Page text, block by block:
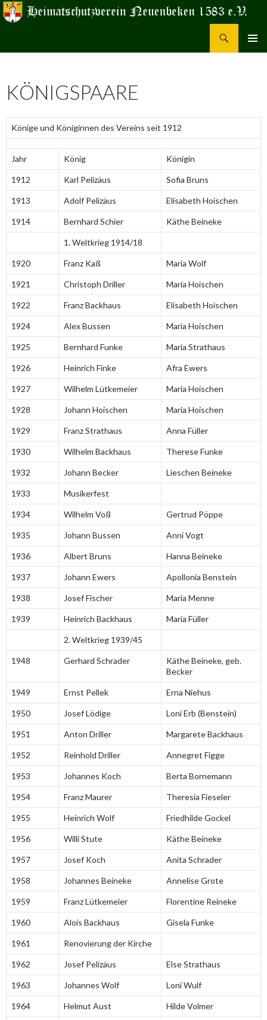
KÖNIGSPAARE
Könige und Königinnen des Vereins seit 1912
Jahr König Königin
1912 Karl Pelizäus Sofia Bruns
1913 Adolf Pelizäus Elisabeth Hoischen
1914 Bernhard Schier Käthe Beineke
1. Weltkrieg 1914/18
1920 Franz Kaß Maria Wolf
1921 Christoph Driller Maria Hoischen
1922 Franz Backhaus Elisabeth Hoischen
1924 Alex Bussen Maria Hoischen
1925 Bernhard Funke Maria Strathaus
1926 Heinrich Finke Afra Ewers
1927 Wilhelm Lütkemeier Maria Hoischen
1928 Johann Hoischen Maria Hoischen
1929 Franz Strathaus Anna Füller
1930 Wilhelm Backhaus Therese Funke
1932 Johann Becker Lieschen Beineke
1933 Musikerfest
1934 Wilhelm Voß Gertrud Pöppe
1935 Johann Bussen Anni Vogt
1936 Albert Bruns Hanna Beineke
1937 Johann Ewers Apollonia Benstein
1938 Josef Fischer Maria Menne
1939 Heinrich Backhaus Maria Füller
2. Weltkrieg 1939/45
1948 Gerhard Schrader
Käthe Beineke, geb.
Becker
1949 Ernst Pellek Erna Niehus
1950 Josef Lödige Loni Erb (Benstein)
1951 Anton Driller Margarete Backhaus
1952 Reinhold Driller Annegret Figge
1953 Johannes Koch Berta Bornemann
1954 Franz Maurer Theresia Fieseler
1955 Heinrich Wolf Friedhilde Gockel
1956 Willi Stute Käthe Beineke
1957 Josef Koch Anita Schrader
1958 Johannes Beineke Annelise Grote
1959 Franz Lütkemeier Florentine Reineke
1960 Alois Backhaus Gisela Funke
1961 Renovierung der Kirche
1962 Josef Pelizäus Else Strathaus
1963 Johannes Wolf Loni Wulf
1964 Helmut Aust Hilde Volmer